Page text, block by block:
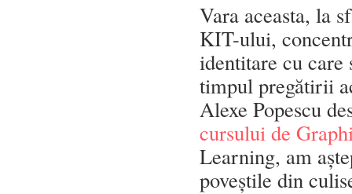
Vara aceasta, la
KIT-ului,
identitare cu
timpul pregătirii
Alexe Popescu
cursului de
Learning, am
poveștile din